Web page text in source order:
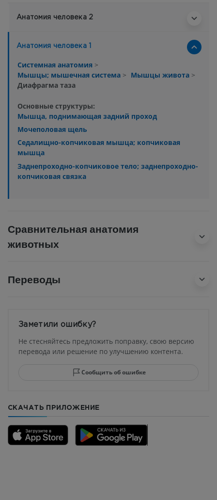
Анатомия человека 2
Анатомия человека 1
Системная анатомия >
Мышцы; мышечная система > Мышцы живота >
Диафрагма таза
Основные структуры:
Мышца, поднимающая задний проход
Мочеполовая щель
Седалищно-копчиковая мышца; копчиковая
мышца
Заднепроходно-копчиковое тело; заднепроходно-
копчиковая связка
Сравнительная анатомия
животных
Переводы
Заметили ошибку?
Не стесняйтесь предложить поправку, свою версию
перевода или решение по улучшению контента.
Сообщить об ошибке
СКАЧАТЬ ПРИЛОЖЕНИЕ